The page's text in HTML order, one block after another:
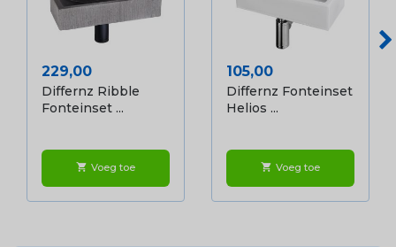
Prijs
229,00
Differnz Ribble
Fonteinset ...
shopping_cart Voeg toe
Prijs
105,00
Differnz Fonteinset
Helios ...
shopping_cart Voeg toe